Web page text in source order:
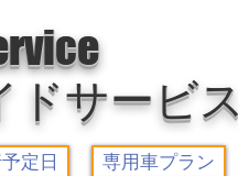
ドサービス
定日 専用車プラン